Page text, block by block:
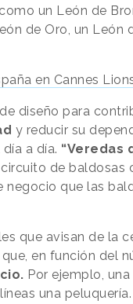
un León de
de Oro, un León
en Cannes
diseño para
y reducir su
a día. “Veredas
de baldosas
que las
que avisan de la
en función del
Por ejemplo,
una peluquería.